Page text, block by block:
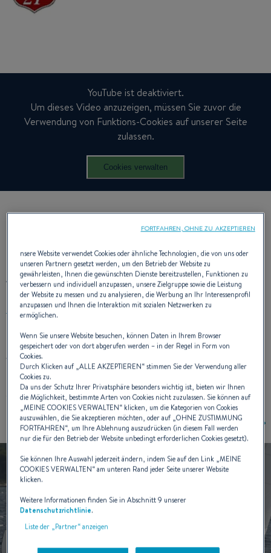
YouTube ist deaktiviert.
Um dieses Video anzuzeigen, müssen Sie zuvor die
Verwendung von Funktions-Cookies auf unserer Seite
zulassen.
Cookies verwalten
AUSSENBEREICH
Das Rumpfdesign der Oceanis 60 gewährleistet bei jeder
Wetterlage Performance, moderate Krängung und Sicherheit.
Der originelle und sehr offene Decksplan erleichtet kleinen
Mannschaften das Arbeiten an Deck.
nsere Website verwendet Cookies oder ähnliche Technologien, die von uns oder
unseren Partnern gesetzt werden, um den Betrieb der Website zu
gewährleisten, Ihnen die gewünschten Dienste bereitzustellen, Funktionen zu
verbessern und individuell anzupassen, unsere Zielgruppe sowie die Leistung
der Website zu messen und zu analysieren, die Werbung an Ihr Interessenprofil
anzupassen und Ihnen die Interaktion mit sozialen Netzwerken zu
ermöglichen.
Wenn Sie unsere Website besuchen, können Daten in Ihrem Browser
gespeichert oder von dort abgerufen werden – in der Regel in Form von
Cookies.
Durch Klicken auf „ALLE AKZEPTIEREN“ stimmen Sie der Verwendung aller
Cookies zu.
Da uns der Schutz Ihrer Privatsphäre besonders wichtig ist, bieten wir Ihnen
die Möglichkeit, bestimmte Arten von Cookies nicht zuzulassen. Sie können auf
„MEINE COOKIES VERWALTEN“ klicken, um die Kategorien von Cookies
auszuwählen, die Sie akzeptieren möchten, oder auf „OHNE ZUSTIMMUNG
FORTFAHREN“, um Ihre Ablehnung auszudrücken (in diesem Fall werden
nur die für den Betrieb der Website unbedingt erforderlichen Cookies gesetzt).
Sie können Ihre Auswahl jederzeit ändern, indem Sie auf den Link „MEINE
COOKIES VERWALTEN“ am unteren Rand jeder Seite unserer Website
klicken.
Weitere Informationen finden Sie in Abschnitt 9 unserer
Datenschutzrichtlinie.
Liste der „Partner“ anzeigen
FORTFAHREN, OHNE ZU AKZEPTIEREN